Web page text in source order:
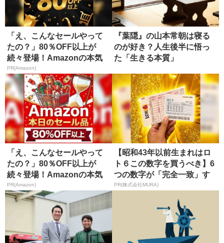
「え、こんなセールやって
たの？」80％OFF以上が
続々登場！Amazonの本気
が...
PR(Amazon)
『葉隠』の山本常朝は寝る
のが好き？人生後半に悟っ
た「生きる本質」
「え、こんなセールやって
たの？」80％OFF以上が
続々登場！Amazonの本気
が...
PR(Amazon)
【昭和43年以前生まれはロ
ト６この数字を買うべき】6
つの数字が「完全一致」す
る方...
PR(株式会社MURA)